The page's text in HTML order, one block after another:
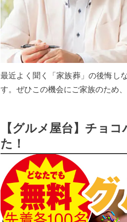
最近よく聞く「家族葬」の後悔し
す。ぜひこの機会にご家族のため
【グルメ屋台】チョ
た！